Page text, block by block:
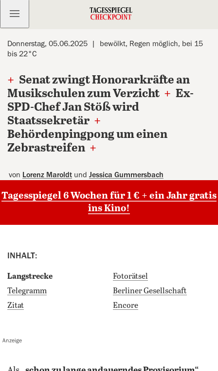
Kostenlos anmelden
Donnerstag, 05.06.2025
bewölkt, Regen möglich, bei 15
bis 22°C
+ Senat zwingt Honorarkräfte an
Musikschulen zum Verzicht + Ex-
SPD-Chef Jan Stöß wird
Staatssekretär +
Behördenpingpong um einen
Zebrastreifen +
von Lorenz Maroldt und Jessica Gummersbach
Tagesspiegel 6 Wochen für 1 € + ein Jahr gratis
ins Kino!
INHALT:
Langstrecke
Telegramm
Zitat
Fotorätsel
Berliner Gesellschaft
Encore
Anzeige